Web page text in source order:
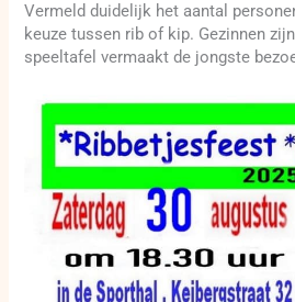
Vermeld duidelijk het aantal
keuze tussen rib of kip. Gezinnen
speeltafel vermaakt de jongste